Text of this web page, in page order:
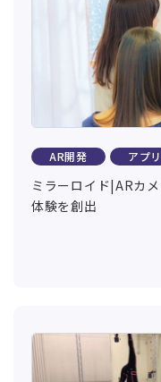
AR開発 アプ
ミラーロイド|ARカ
体験を創出